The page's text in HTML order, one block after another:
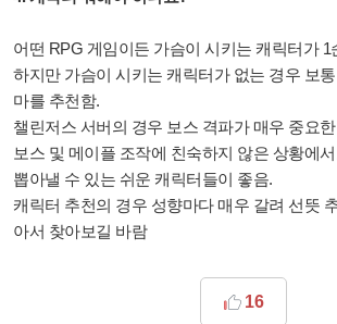
어떤 RPG 게임이든 가슴이 시키는 캐릭터가 1
하지만 가슴이 시키는 캐릭터가 없는 경우 보
마를 추천함.
챌린저스 서버의 경우 보스 격파가 매우 중요
보스 및 메이플 조작에 친숙하지 않은 상황에
뽑아낼 수 있는 쉬운 캐릭터들이 좋음.
캐릭터 추천의 경우 성향마다 매우 갈려 선뜻
아서 찾아보길 바람
16